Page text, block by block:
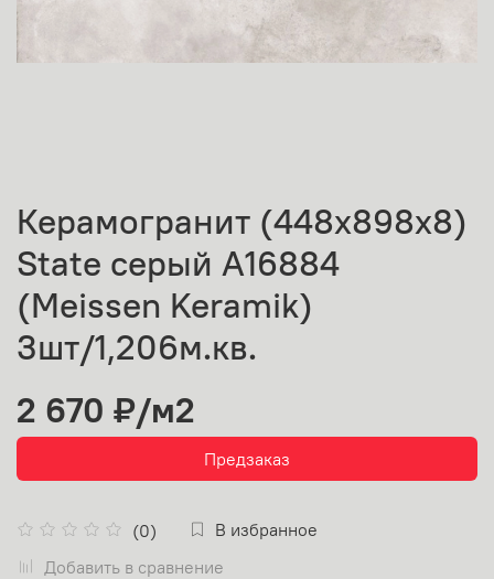
Керамогранит (448х898х8)
State серый A16884
(Meissen Keramik)
3шт/1,206м.кв.
(0)
В избранное
Добавить в сравнение
2 670 ₽/м2
Предзаказ